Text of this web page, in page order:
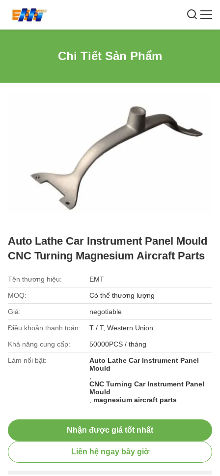
Chi Tiết Sản Phẩm
Auto Lathe Car Instrument Panel Mould
CNC Turning Magnesium Aircraft Parts
Tên thương hiệu: EMT
MOQ: Có thể thương lượng
Giá: negotiable
Điều khoản thanh toán: T / T, Western Union
Khả năng cung cấp: 50000PCS / tháng
Làm nổi bật:
Auto Lathe Car Instrument Panel
Mould
CNC Turning Car Instrument Panel
Mould
magnesium aircraft parts
Nhận được giá tốt nhất
Liên hệ ngay bây giờ